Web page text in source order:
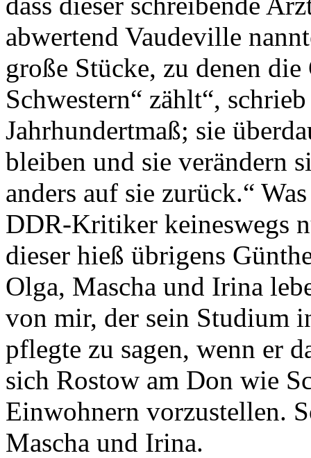
abwertend Vaudeville
große Stücke, zu denen
Schwestern“ zählt“,
Jahrhundertmaß; sie
bleiben und sie verändern
anders auf sie zurück.“
DDR-Kritiker keineswegs
dieser hieß übrigens
Olga, Mascha und Irina
von mir, der sein Studium
pflegte zu sagen, wenn er
sich Rostow am Don wie
Einwohnern vorzustellen.
Mascha und Irina.